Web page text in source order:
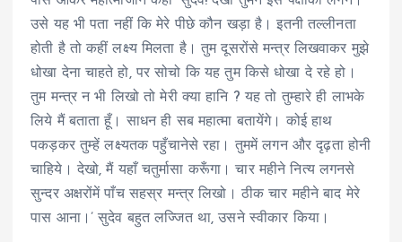
उसे यह भी पता नहीं कि मेरे पीछे कौन खड़ा है। इतनी तल्लीनता
होती है तो कहीं लक्ष्य मिलता है। तुम दूसरोंसे मन्त्र लिखवाकर मुझे
धोखा देना चाहते हो, पर सोचो कि यह तुम किसे धोखा दे रहे हो।
तुम मन्त्र न भी लिखो तो मेरी क्या हानि ? यह तो तुम्हारे ही लाभके
लिये मैं बताता हूँ। साधन ही सब महात्मा बतायेंगे। कोई हाथ
पकड़कर तुम्हें लक्ष्यतक पहुँचानेसे रहा। तुममें लगन और दृढ़ता होनी
चाहिये। देखो, मैं यहाँ चतुर्मासा करूँगा। चार महीने नित्य लगनसे
सुन्दर अक्षरोंमें पाँच सहस्र मन्त्र लिखो। ठीक चार महीने बाद मेरे
पास आना।’ सुदेव बहुत लज्जित था, उसने स्वीकार किया।